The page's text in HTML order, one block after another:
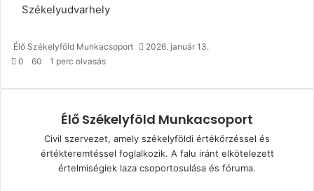
Székelyudvarhely
Élő Székelyföld Munkacsoport
2026. január 13.
0
60 1 perc olvasás
Élő Székelyföld Munkacsoport
Civil szervezet, amely székelyföldi értékőrzéssel és
értékteremtéssel foglalkozik. A falu iránt elkötelezett
értelmiségiek laza csoportosulása és fóruma.